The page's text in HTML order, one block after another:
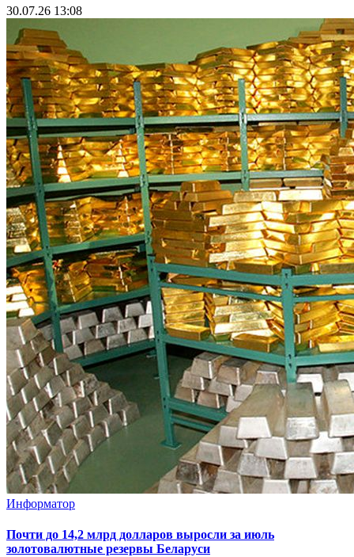
30.07.26 13:08
Информатор
Почти до 14,2 млрд долларов выросли за июль
золотовалютные резервы Беларуси